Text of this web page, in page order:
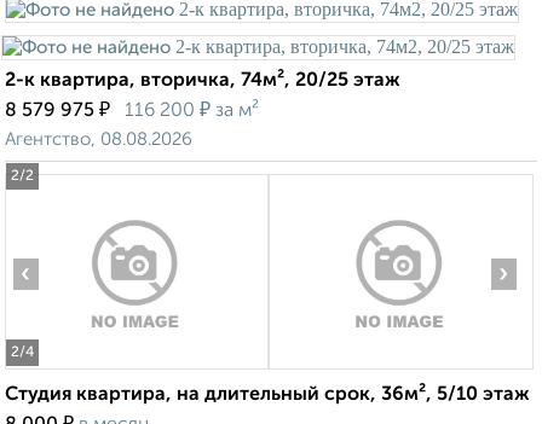
2/2
2-к квартира, вторичка, 74м², 20/25 этаж
8 579 975 ₽ 116 200 ₽ за м²
Агентство, 08.08.2026
2/4
‹ ›
Студия квартира, на длительный срок, 36м², 5/10 этаж